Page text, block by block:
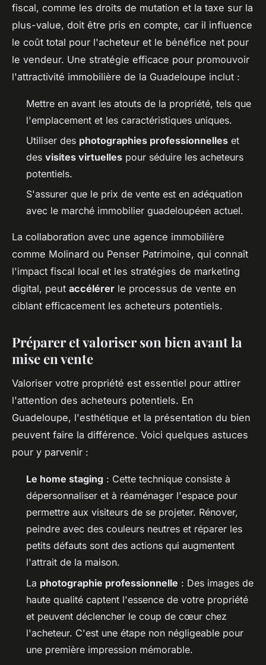
fiscal, comme les droits de mutation et la taxe sur la
plus-value, doit être pris en compte, car il influence
le coût total pour l'acheteur et le bénéfice net pour
le vendeur. Une stratégie efficace pour promouvoir
l'attractivité immobilière de la Guadeloupe inclut :
Mettre en avant les atouts de la propriété, tels que
l'emplacement et les caractéristiques uniques.
Utiliser des photographies professionnelles et
des visites virtuelles pour séduire les acheteurs
potentiels.
S'assurer que le prix de vente est en adéquation
avec le marché immobilier guadeloupéen actuel.
La collaboration avec une agence immobilière
comme Molinard ou Penser Patrimoine, qui connaît
l'impact fiscal local et les stratégies de marketing
digital, peut accélérer le processus de vente en
ciblant efficacement les acheteurs potentiels.
Préparer et valoriser son bien avant la
mise en vente
Valoriser votre propriété est essentiel pour attirer
l'attention des acheteurs potentiels. En
Guadeloupe, l'esthétique et la présentation du bien
peuvent faire la différence. Voici quelques astuces
pour y parvenir :
Le home staging : Cette technique consiste à
dépersonnaliser et à réaménager l'espace pour
permettre aux visiteurs de se projeter. Rénover,
peindre avec des couleurs neutres et réparer les
petits défauts sont des actions qui augmentent
l'attrait de la maison.
La photographie professionnelle : Des images de
haute qualité captent l'essence de votre propriété
et peuvent déclencher le coup de cœur chez
l'acheteur. C'est une étape non négligeable pour
une première impression mémorable.